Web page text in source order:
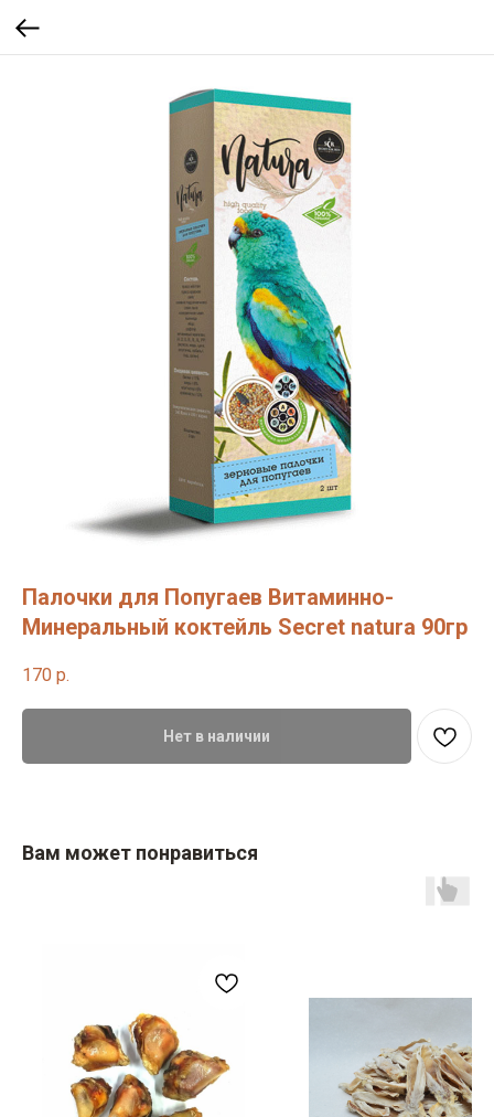
Палочки для Попугаев Витаминно-
Минеральный коктейль Secret natura 90гр
170 р.
Нет в наличии
Вам может понравиться